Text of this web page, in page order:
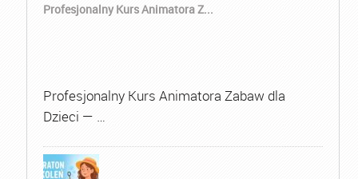
Profesjonalny Kurs Animatora Z...
Profesjonalny Kurs Animatora Zabaw dla
Dzieci — …